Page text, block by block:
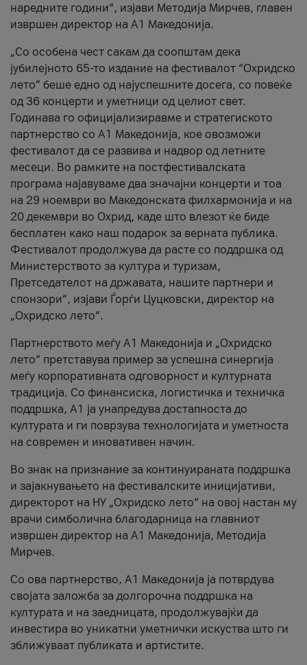
наредните години“, изјави Методија Мирчев, главен
извршен директор на A1 Македонија.
„Со особена чест сакам да соопштам дека
јубилејното 65-то издание на фестивалот “Охридско
лето” беше едно од најуспешните досега, со повеќе
од 36 концерти и уметници од целиот свет.
Годинава го официјализиравме и стратегиското
партнерство со А1 Македонија, кое овозможи
фестивалот да се развива и надвор од летните
месеци. Во рамките на постфестивалската
програма најавуваме два значајни концерти и тоа
на 29 ноември во Македонската филхармонија и на
20 декември во Охрид, каде што влезот ќе биде
бесплатен како наш подарок за верната публика.
Фестивалот продолжува да расте со поддршка од
Министерството за култура и туризам,
Претседателот на државата, нашите партнери и
спонзори“, изјави Ѓорѓи Цуцковски, директор на
„Охридско лето“.
Партнерството меѓу A1 Македонија и „Охридско
лето“ претставува пример за успешна синергија
меѓу корпоративната одговорност и културната
традиција. Со финансиска, логистичка и техничка
поддршка, A1 ја унапредува достапноста до
културата и ги поврзува технологијата и уметноста
на современ и иновативен начин.
Во знак на признание за континуираната поддршка
и зајакнувањето на фестивалските иницијативи,
директорот на НУ „Охридско лето“ на овој настан му
врачи симболична благодарница на главниот
извршен директор на A1 Македонија, Методија
Мирчев.
Со ова партнерство, A1 Македонија ја потврдува
својата заложба за долгорочна поддршка на
културата и на заедницата, продолжувајќи да
инвестира во уникатни уметнички искуства што ги
зближуваат публиката и артистите.